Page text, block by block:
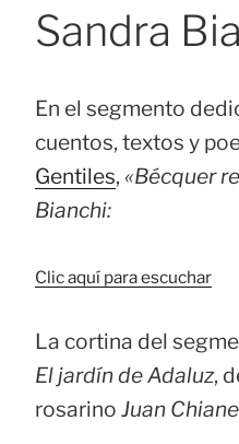
Sandra
En el segmento
cuentos, textos y
Gentiles, «Bécquer
Bianchi:
Clic aquí para escuchar
La cortina del
El jardín de Adaluz,
rosarino Juan